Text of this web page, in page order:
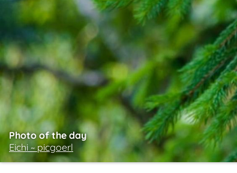
Photo of the day
Eichi ~ picgoerl